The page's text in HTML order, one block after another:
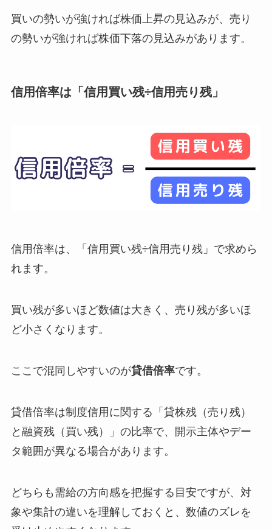
買いの勢いが強ければ株価上昇の見込みが、売り
の勢いが強ければ株価下落の見込みがあります。
信用倍率は「信用買い残÷信用売り残」
信用倍率は、「信用買い残÷信用売り残」で求めら
れます。
買い残が多いほど数値は大きく、売り残が多いほ
ど小さくなります。
ここで混同しやすいのが貸借倍率です。
貸借倍率は制度信用に関する「貸株残（売り残）
と融資残（買い残）」の比率で、開示主体やデー
タ範囲が異なる場合があります。
どちらも需給の方向感を把握する目安ですが、対
象や集計の違いを理解しておくと、数値のズレを